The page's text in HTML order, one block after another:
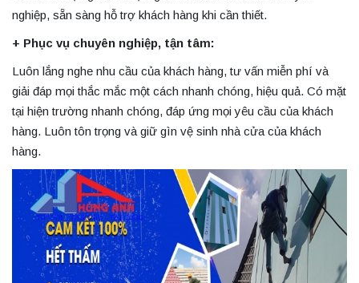
nghiệp, sẵn sàng hỗ trợ khách hàng khi cần thiết.
+ Phục vụ chuyên nghiệp, tận tâm:
Luôn lắng nghe nhu cầu của khách hàng, tư vấn miễn phí và
giải đáp mọi thắc mắc một cách nhanh chóng, hiệu quả. Có mặt
tại hiện trường nhanh chóng, đáp ứng mọi yêu cầu của khách
hàng. Luôn tôn trọng và giữ gìn vệ sinh nhà cửa của khách
hàng.